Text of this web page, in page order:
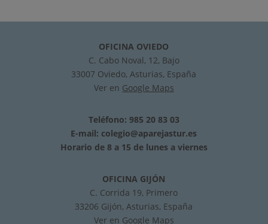
OFICINA OVIEDO
C. Cabo Noval, 12, Bajo
33007 Oviedo, Asturias, España
Ver en Google Maps
Teléfono: 985 20 83 03
E-mail: colegio@aparejastur.es
Horario de 8 a 15 de lunes a viernes
OFICINA GIJÓN
C. Corrida 19, Primero
33206 Gijón, Asturias, España
Ver en Google Maps